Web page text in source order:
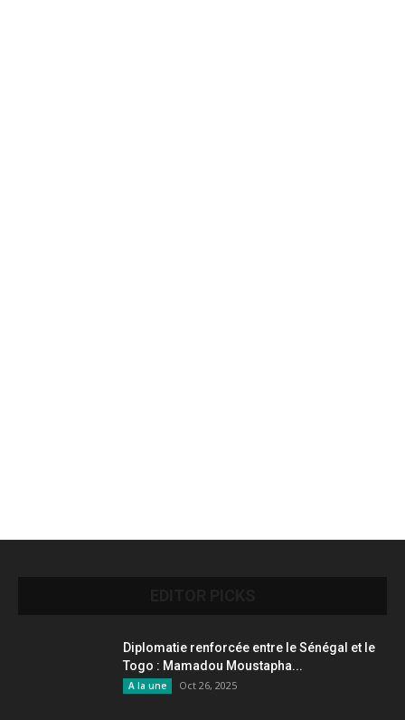
Diplomatie renforcée entre le Sénégal et le
Togo : Mamadou Moustapha...
A la une Oct 26, 2025